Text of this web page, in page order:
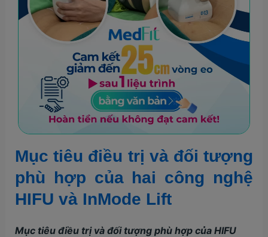
Mục tiêu điều trị và đối tượng
phù hợp của hai công nghệ
HIFU và InMode Lift
Mục tiêu điều trị và đối tượng phù hợp của HIFU